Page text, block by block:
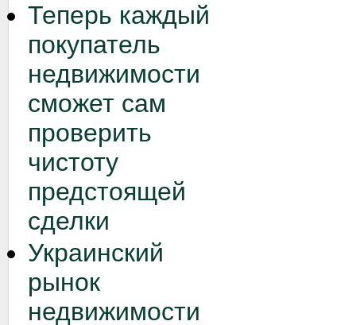
Теперь каждый
покупатель
недвижимости
сможет сам
проверить
чистоту
предстоящей
сделки
Украинский
рынок
недвижимости